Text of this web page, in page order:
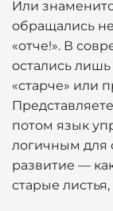
Или
обращались не
«отче!». В
остались лишь
«старче» или
потом язык
логичным для
развитие —
старые